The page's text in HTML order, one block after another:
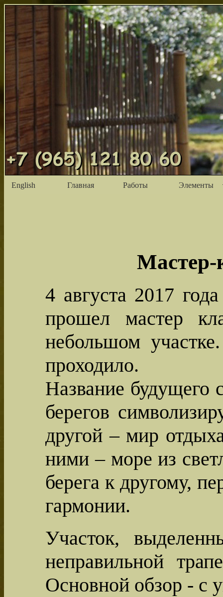
English Главная Работы Элементы
Мастер-
4 августа 2017
прошел мастер
небольшом
проходило.
Название будущего
берегов
другой – мир
ними – море из
берега к другому,
гармонии.
Участок,
неправильной
Основной обзор - с